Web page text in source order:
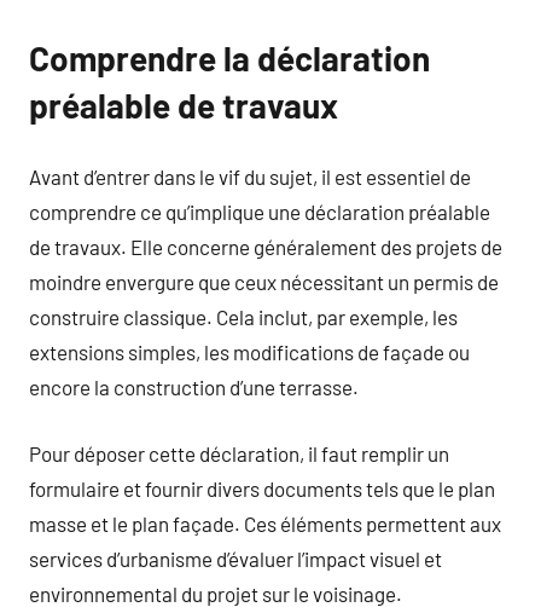
Comprendre la déclaration
préalable de travaux
Avant d’entrer dans le vif du sujet, il est essentiel de
comprendre ce qu’implique une déclaration préalable
de travaux. Elle concerne généralement des projets de
moindre envergure que ceux nécessitant un permis de
construire classique. Cela inclut, par exemple, les
extensions simples, les modifications de façade ou
encore la construction d’une terrasse.
Pour déposer cette déclaration, il faut remplir un
formulaire et fournir divers documents tels que le plan
masse et le plan façade. Ces éléments permettent aux
services d’urbanisme d’évaluer l’impact visuel et
environnemental du projet sur le voisinage.